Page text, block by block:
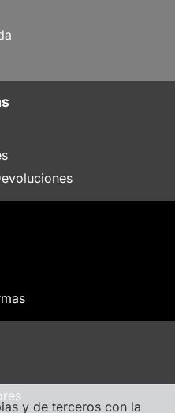
y de terceros con la